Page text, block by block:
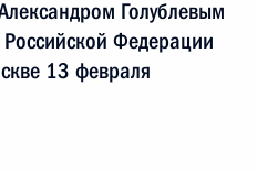
Голублевым
Федерации
13 февраля